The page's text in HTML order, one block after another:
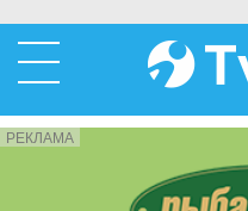
РЕКЛАМА